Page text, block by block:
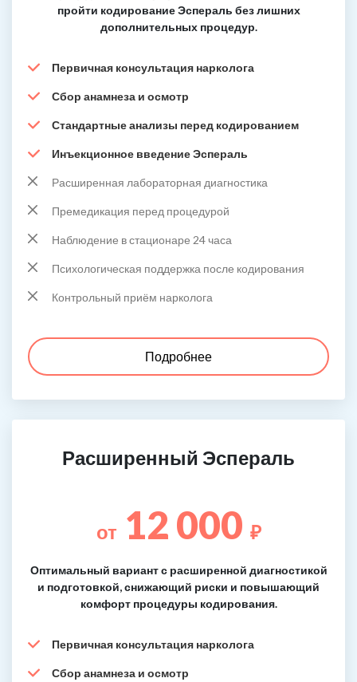
пройти кодирование Эспераль без лишних
дополнительных процедур.
Первичная консультация нарколога
Сбор анамнеза и осмотр
Стандартные анализы перед кодированием
Инъекционное введение Эспераль
Расширенная лабораторная диагностика
Премедикация перед процедурой
Наблюдение в стационаре 24 часа
Психологическая поддержка после кодирования
Контрольный приём нарколога
Подробнее
Расширенный Эспераль
от 12 000 ₽
Оптимальный вариант с расширенной диагностикой
и подготовкой, снижающий риски и повышающий
комфорт процедуры кодирования.
Первичная консультация нарколога
Сбор анамнеза и осмотр